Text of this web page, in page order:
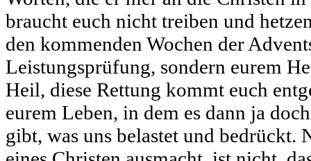
braucht euch nicht treiben und
den kommenden Wochen der
Leistungsprüfung, sondern eurem
Heil, diese Rettung kommt euch
eurem Leben, in dem es dann ja
gibt, was uns belastet und bedrückt.